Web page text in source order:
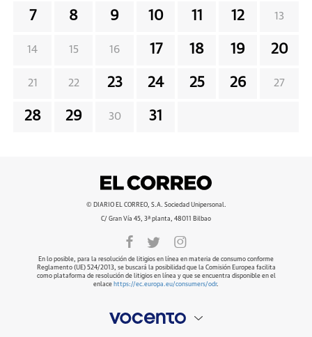
7 8 9 10 11 12 13
14 15 16 17 18 19 20
21 22 23 24 25 26 27
28 29 30 31
© DIARIO EL CORREO, S.A. Sociedad Unipersonal.
C/ Gran Vía 45, 3ª planta, 48011 Bilbao
En lo posible, para la resolución de litigios en línea en materia de consumo conforme
Reglamento (UE) 524/2013, se buscará la posibilidad que la Comisión Europea facilita
como plataforma de resolución de litigios en línea y que se encuentra disponible en el
enlace https://ec.europa.eu/consumers/odr.